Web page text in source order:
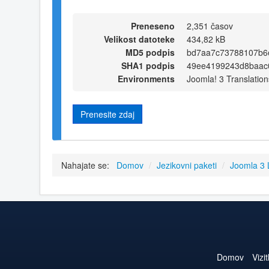
Preneseno
2,351 časov
Velikost datoteke
434,82 kB
MD5 podpis
SHA1 podpis
Environments
Joomla! 3
Prenesite zdaj
Nahajate se: Domov / Jezikovni paketi / Joomla 3
Domov